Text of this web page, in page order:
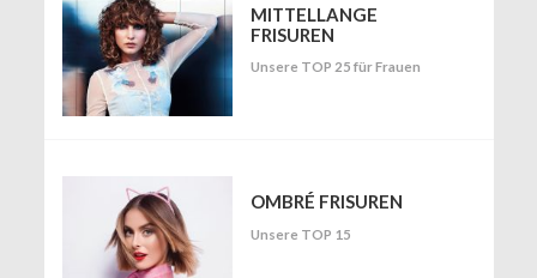
MITTELLANGE
FRISUREN
Unsere TOP 25 für Frauen
OMBRÉ FRISUREN
Unsere TOP 15